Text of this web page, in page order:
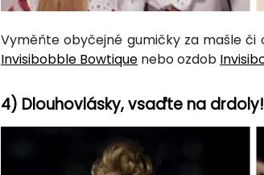
Vyměňte obyčejné gumičky za mašle
Invisibobble Bowtique nebo ozdob
4) Dlouhovlásky, vsaďte na drdoly!